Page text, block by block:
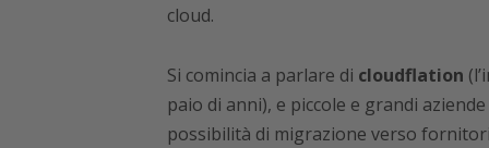
cloud.
Si comincia a parlare di cloudflation
paio di anni), e piccole e grandi
possibilità di migrazione verso